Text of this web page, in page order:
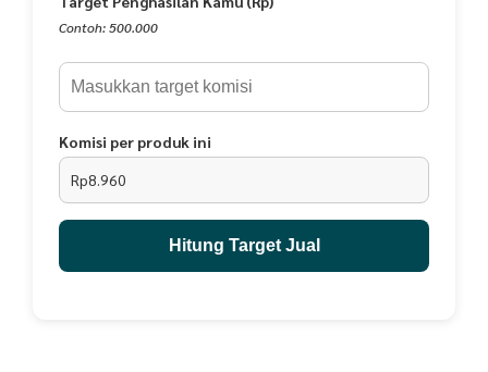
Contoh: 500.000
Komisi per produk ini
Rp8.960
Hitung Target Jual